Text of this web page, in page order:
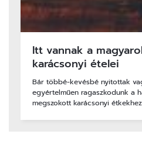
Itt vannak a
karácsonyi ételei
Bár többé-kevésbé nyitottak
egyértelműen ragaszkodunk a
megszokott karácsonyi